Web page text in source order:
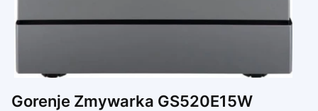
Gorenje Zmywarka GS520E15W